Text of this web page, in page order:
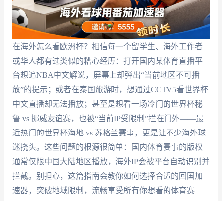
在海外怎么看欧洲杯？相信每一个留学生、海外工作者
或华人都有过类似的糟心经历：打开国内某体育直播平
台想追NBA中文解说，屏幕上却弹出“当前地区不可播
放”的提示；或者在泰国旅游时，想通过CCTV5看世界杯
中文直播却无法播放；甚至是想看一场冷门的世界杯秘
鲁 vs 挪威友谊赛，也被“当前IP受限制”拦在门外——最
近热门的世界杯海地 vs 苏格兰赛事，更是让不少海外球
迷挠头。这些问题的根源很简单：国内体育赛事的版权
通常仅限中国大陆地区播放，海外IP会被平台自动识别并
拦截。别担心，这篇指南会教你如何选择合适的回国加
速器，突破地域限制，流畅享受所有你想看的体育赛